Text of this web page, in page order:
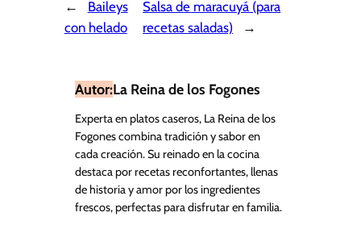
←
Baileys
con helado
Salsa de maracuyá (para
recetas saladas)
→
Autor:La Reina de los Fogones
Experta en platos caseros, La Reina de los
Fogones combina tradición y sabor en
cada creación. Su reinado en la cocina
destaca por recetas reconfortantes, llenas
de historia y amor por los ingredientes
frescos, perfectas para disfrutar en familia.